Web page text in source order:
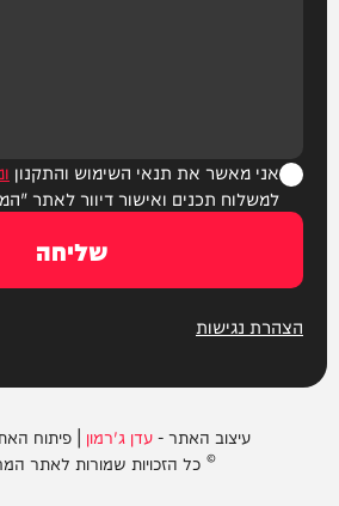
אני מאשר את תנאי השימוש והתקנון
למשלוח תכנים ואישור דיוור לאתר
שליחה
הצהרת נגישות
עיצוב האתר -עדן ג'רמון | פיתוח
© כל הזכויות שמורות לאתר המחדש